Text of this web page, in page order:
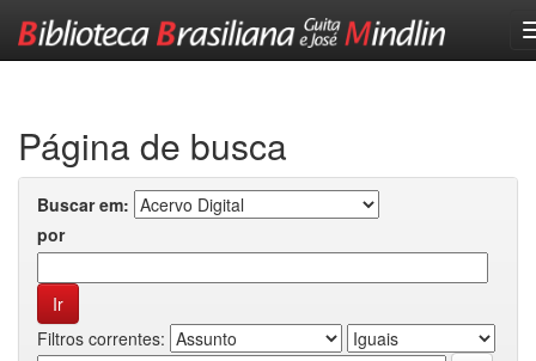
Página de busca
Buscar em:
por
Filtros correntes: